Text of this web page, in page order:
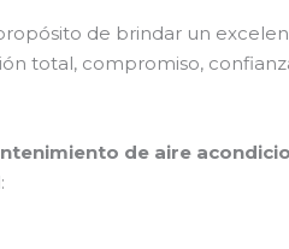
de brindar un
total, compromiso,
de aire